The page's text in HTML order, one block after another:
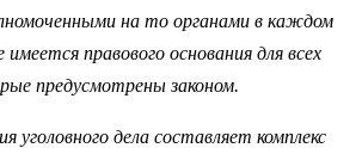
на то органами в каждом
имеется правового основания для всех
предусмотрены законом.
уголовного дела составляет комплекс